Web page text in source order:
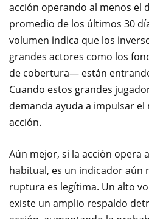
acción operando al menos el
promedio de los últimos 30
volumen indica que los
grandes actores como los
de cobertura— están
Cuando estos grandes
demanda ayuda a impulsar
acción.
Aún mejor, si la acción opera
habitual, es un indicador aún
ruptura es legítima. Un alto
existe un amplio respaldo